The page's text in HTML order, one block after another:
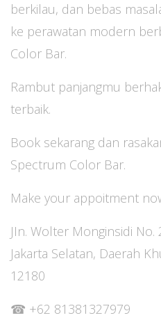
berkilau, dan bebas
ke perawatan modern
Color Bar.
Rambut panjangmu
terbaik.
Book sekarang dan
Spectrum Color Bar.
Make your appoitment
JIn. Wolter Monginsidi No.
Jakarta Selatan, Daerah
12180
‪‪‪‪‪☎ ‪‪+62 81381327979‬‬‬‬‬‬‬